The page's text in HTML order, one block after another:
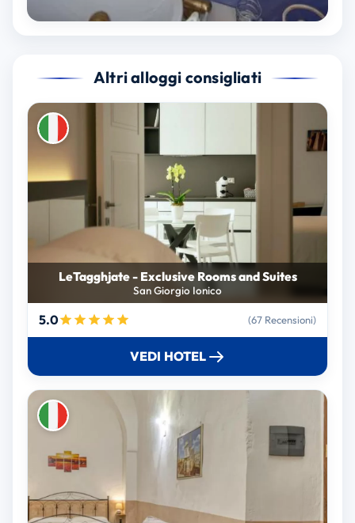
Altri alloggi consigliati
LeTagghjate - Exclusive Rooms and Suites
San Giorgio Ionico
5.0 (67 Recensioni)
VEDI HOTEL